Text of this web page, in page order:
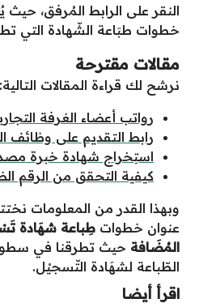
النقر على الرابط المُرفق، حيث
خطوات طبَاعة الشّهادة التي
مقالات مقترحة
نرشح لك قراءة المقالات التالية:
رواتب أعضاء الغرفة
رابط التقديم على وظائف
استِخراج شهادة خبرة
كيفية التحقق من الرقم
وبهذا القدر من المعلومات
عنوان خطوات طِباعة شهَادة
المُضَافة حيث تطرقنا في
الطّباعة لشهَادة التّسجيْل.
اقرأ أيضا